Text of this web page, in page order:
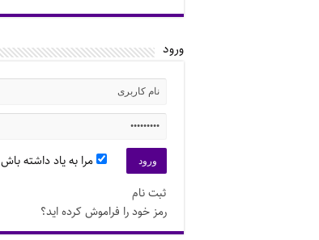
ورود
مرا به یاد داشته باش
ثبت نام
رمز خود را فراموش کرده اید؟